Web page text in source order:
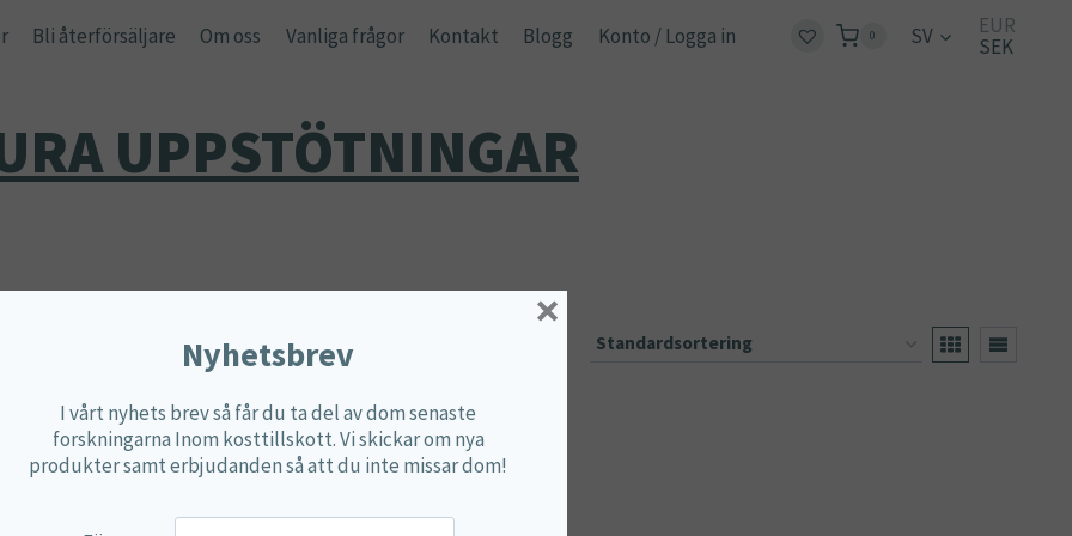
Bli återförsäljare Om oss Vanliga frågor Kontakt Blogg Konto / Logga in 0 SV
EUR
SEK
UPPSTÖTNINGAR
Nyhetsbrev
I vårt nyhets brev så får du ta del av dom senaste
forskningarna Inom kosttillskott. Vi skickar om nya
produkter samt erbjudanden så att du inte missar dom!
×